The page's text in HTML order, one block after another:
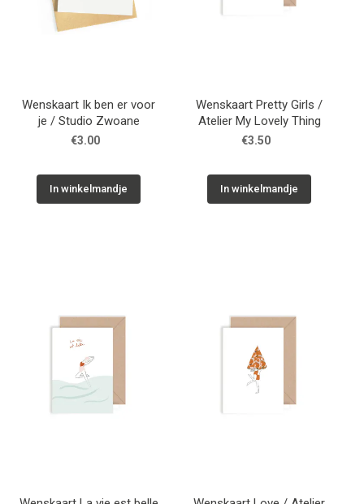
Wenskaart Ik ben er voor
je / Studio Zwoane
€3.00
In winkelmandje
Wenskaart Pretty Girls /
Atelier My Lovely Thing
€3.50
In winkelmandje